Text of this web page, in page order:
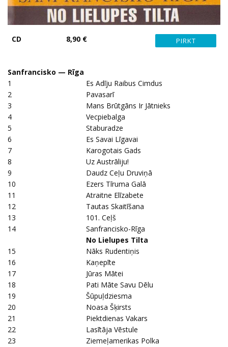
CD 8,90 €
Sanfrancisko — Rīga
1
Es Adīju Raibus Cimdus
2
Pavasarī
3
Mans Brūtgāns Ir Jātnieks
4
Vecpiebalga
5
Staburadze
6
Es Savai Līgavai
7
Karogotais Gads
8
Uz Austrāliju!
9
Daudz Ceļu Druviņā
10
Ezers Tīruma Galā
11
Atraitne Elīzabete
12
Tautas Skaitīšana
13
101. Ceļš
14
Sanfrancisko-Rīga
No Lielupes Tilta
15
Nāks Rudentiņis
16
Kaņepīte
17
Jūras Mātei
18
Pati Māte Savu Dēlu
19
Šūpuļdziesma
20
Noasa Šķirsts
21
Piektdienas Vakars
22
Lasītāja Vēstule
23
Ziemeļamerikas Polka